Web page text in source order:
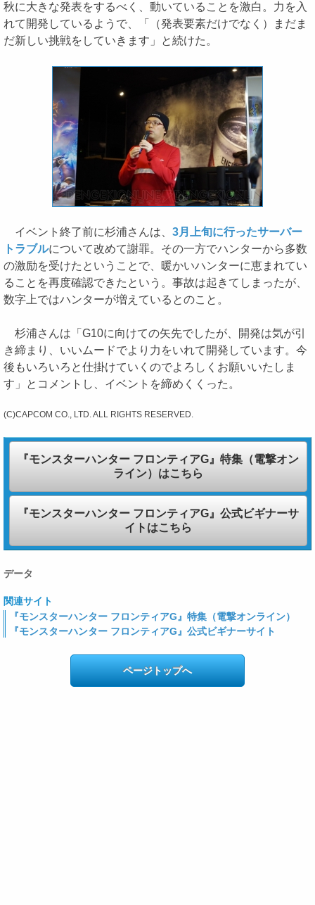
秋に大きな発表をするべく、動いていることを激白。力を入
れて開発しているようで、「（発表要素だけでなく）まだま
だ新しい挑戦をしていきます」と続けた。
イベント終了前に杉浦さんは、 3月上旬に行ったサーバー
トラブルについて改めて謝罪。その一方でハンターから多数
の激励を受けたということで、暖かいハンターに恵まれてい
ることを再度確認できたという。事故は起きてしまったが、
数字上ではハンターが増えているとのこと。
杉浦さんは「G10に向けての矢先でしたが、開発は気が引
き締まり、いいムードでより力をいれて開発しています。今
後もいろいろと仕掛けていくのでよろしくお願いいたしま
す」とコメントし、イベントを締めくくった。
(C)CAPCOM CO., LTD. ALL RIGHTS RESERVED.
『モンスターハンター フロンティアG』特集（電撃オン
ライン）はこちら
『モンスターハンター フロンティアG』公式ビギナーサ
イトはこちら
データ
関連サイト
『モンスターハンター フロンティアG』特集（電撃オンライン）
『モンスターハンター フロンティアG』公式ビギナーサイト
ページトップへ